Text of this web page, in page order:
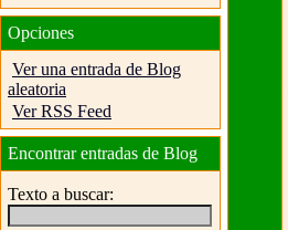
Opciones
Ver una entrada de Blog
aleatoria
Ver RSS Feed
Encontrar entradas de Blog
Texto a buscar: